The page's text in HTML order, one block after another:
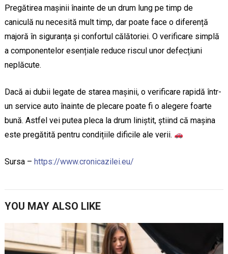
Pregătirea mașinii înainte de un drum lung pe timp de
caniculă nu necesită mult timp, dar poate face o diferență
majoră în siguranța și confortul călătoriei. O verificare simplă
a componentelor esențiale reduce riscul unor defecțiuni
neplăcute.
Dacă ai dubii legate de starea mașinii, o verificare rapidă într-
un service auto înainte de plecare poate fi o alegere foarte
bună. Astfel vei putea pleca la drum liniștit, știind că mașina
este pregătită pentru condițiile dificile ale verii.
Sursa – https://www.cronicazilei.eu/
YOU MAY ALSO LIKE